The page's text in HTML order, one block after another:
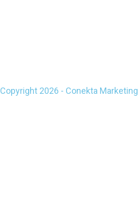
Copyright 2026 - Conekta Marketing